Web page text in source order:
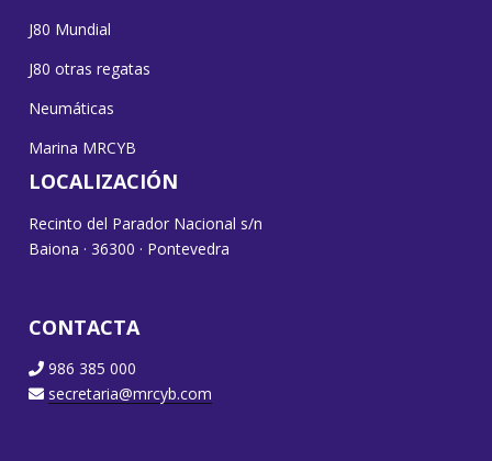
J80 Mundial
J80 otras regatas
Neumáticas
Marina MRCYB
LOCALIZACIÓN
Recinto del Parador Nacional s/n
Baiona · 36300 · Pontevedra
CONTACTA
986 385 000
secretaria@mrcyb.com